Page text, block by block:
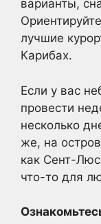
варианты,
лучшие
Карибах.
Если у вас
провести
несколько
же, на
как Сент-
что-то для